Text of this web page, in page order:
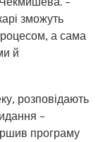
зможуть
а сама
й
розповідають
–
програму